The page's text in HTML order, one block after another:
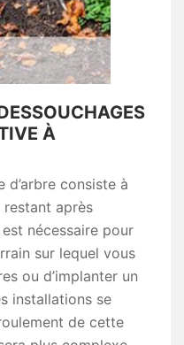
À
d’arbre consiste à
restant après
nécessaire pour
sur lequel vous
ou d’implanter un
installations se
de cette